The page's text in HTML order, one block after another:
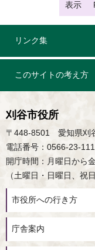
表示
リンク集
このサイトの考え方
刈谷市役所
〒448-8501 愛知県刈
電話番号：0566-23-
開庁時間：月曜日から
（土曜日・日曜日、祝
市役所への行き方
庁舎案内